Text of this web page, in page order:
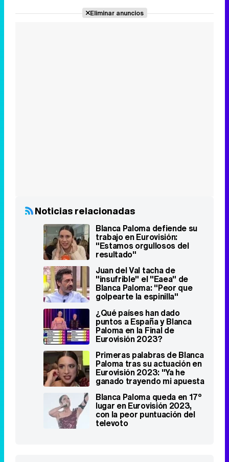
Eliminar anuncios
Noticias relacionadas
Blanca Paloma defiende su
trabajo en Eurovisión:
"Estamos orgullosos del
resultado"
Juan del Val tacha de
"insufrible" el "Eaea" de
Blanca Paloma: "Peor que
golpearte la espinilla"
¿Qué países han dado
puntos a España y Blanca
Paloma en la Final de
Eurovisión 2023?
Primeras palabras de Blanca
Paloma tras su actuación en
Eurovisión 2023: "Ya he
ganado trayendo mi apuesta
aquí"
Blanca Paloma queda en 17º
lugar en Eurovisión 2023,
con la peor puntuación del
televoto